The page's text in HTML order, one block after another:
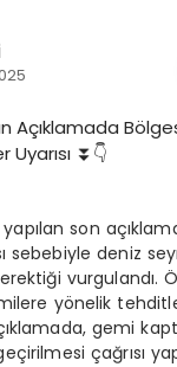
son
sebebiyle deniz
vurgulandı.
yönelik
gemi
çağrısı